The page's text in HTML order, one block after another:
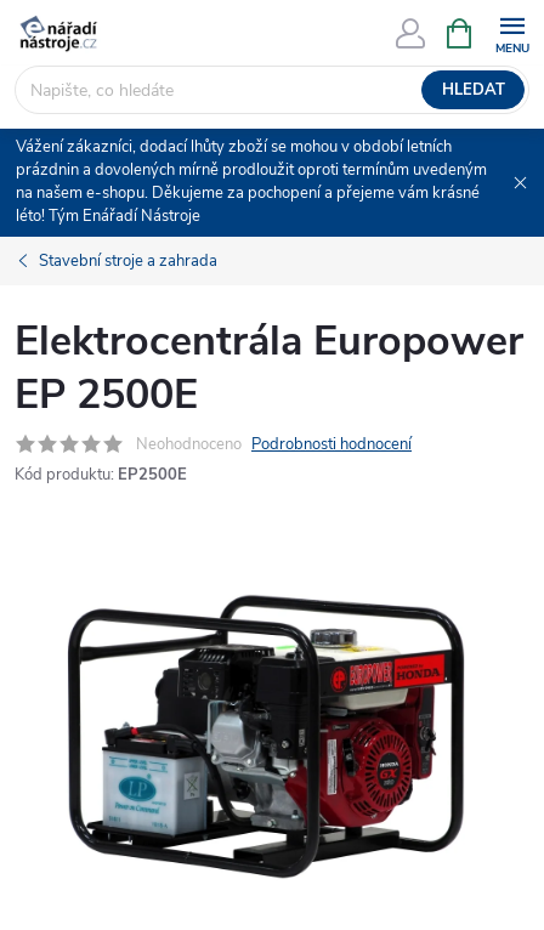
Přejít
obsah
HLEDAT
NÁKUPNÍ
KOŠÍK
Vážení zákazníci, dodací lhůty zboží se mohou v období letních
prázdnin a dovolených mírně prodloužit oproti termínům uvedeným
na našem e-shopu. Děkujeme za pochopení a přejeme vám krásné
léto! Tým Enářadí Nástroje
Stavební stroje a zahrada
Elektrocentrála Europower
EP 2500E
Neohodnoceno Podrobnosti hodnocení
Kód produktu: EP2500E